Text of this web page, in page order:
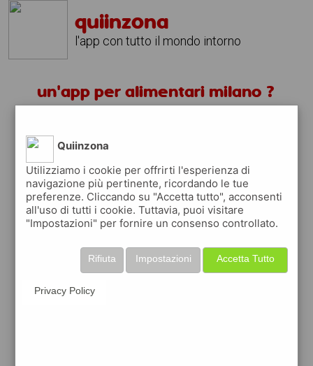
quiinzona
l'app con tutto il mondo intorno
un'app per alimentari milano ?
quiinzona è una app
gratuita
che ti aiuta se cerchi 'un'app per
alimentari milano ? ' e che ti premia ogni
volta che la usi
raccogli punti da convertire inbuoni sconto
o gift card
per fare la spesa, fare
Quiinzona
Utilizziamo i cookie per offrirti l'esperienza di
navigazione più pertinente, ricordando le tue
preferenze. Cliccando su "Accetta tutto", acconsenti
all'uso di tutti i cookie. Tuttavia, puoi visitare
"Impostazioni" per fornire un consenso controllato.
Accetta Tutto
Impostazioni
Rifiuta
Privacy Policy